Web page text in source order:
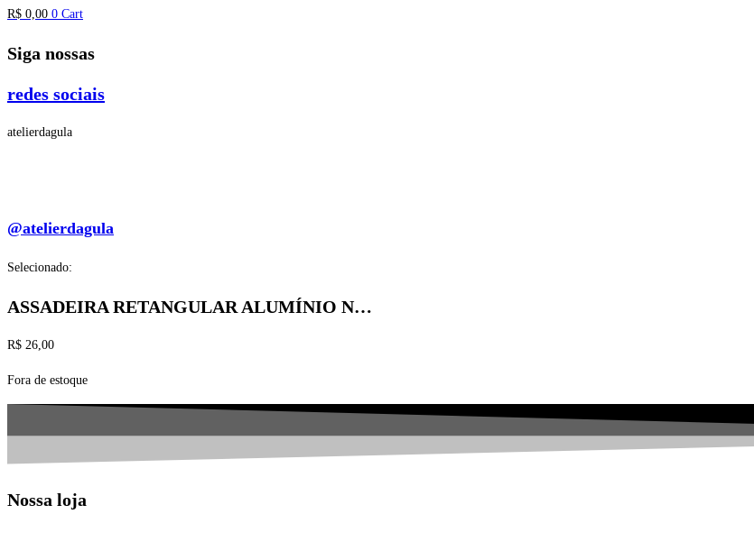
R$ 0,00 0 Cart
Siga nossas
redes sociais
atelierdagula
@atelierdagula
Selecionado:
ASSADEIRA RETANGULAR ALUMÍNIO N…
R$ 26,00
Fora de estoque
Nossa loja